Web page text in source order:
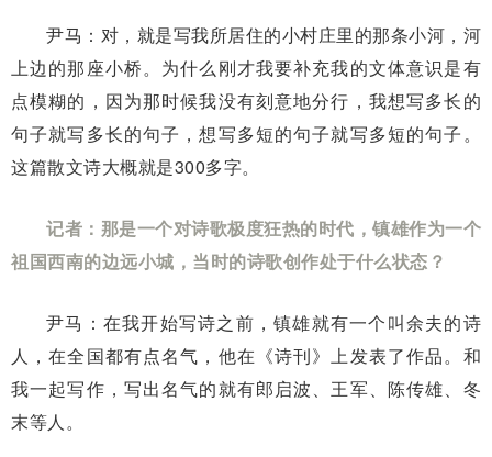
尹马：对，就是写我所居住的小村庄里的那条小河，河
上边的那座小桥。为什么刚才我要补充我的文体意识是有
点模糊的，因为那时候我没有刻意地分行，我想写多长的
句子就写多长的句子，想写多短的句子就写多短的句子。
这篇散文诗大概就是300多字。
记者：那是一个对诗歌极度狂热的时代，镇雄作为一个
祖国西南的边远小城，当时的诗歌创作处于什么状态？
尹马：在我开始写诗之前，镇雄就有一个叫余夫的诗
人，在全国都有点名气，他在《诗刊》上发表了作品。和
我一起写作，写出名气的就有郎启波、王军、陈传雄、冬
末等人。